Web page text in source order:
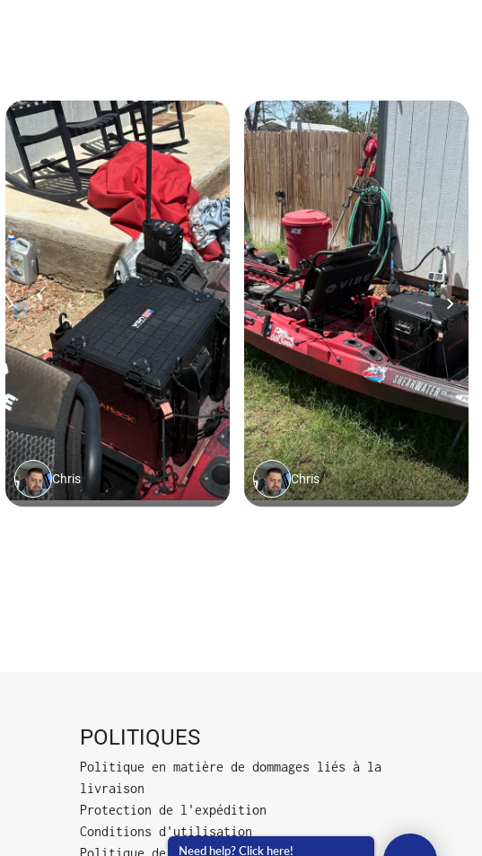
POLITIQUES
Politique en matière de dommages liés à la
livraison
Protection de l'expédition
Conditions d'utilisation
Politique de confidentialité
Need help? Click here!